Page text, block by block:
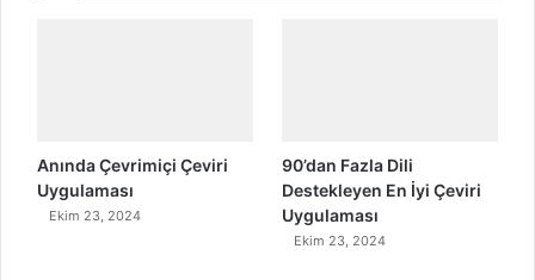
Anında Çevrimiçi Çeviri
Uygulaması
Ekim 23, 2024
90’dan Fazla Dili
Destekleyen En İyi Çeviri
Uygulaması
Ekim 23, 2024